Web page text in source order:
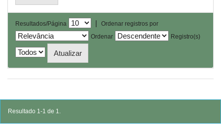
Resultados/Página |
Ordenar registros por
Ordenar
Registro(s)
Resultado 1-1 de 1.